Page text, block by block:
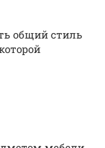
общий стиль